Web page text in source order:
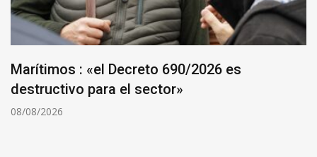
Marítimos : «el Decreto 690/2026 es
destructivo para el sector»
08/08/2026